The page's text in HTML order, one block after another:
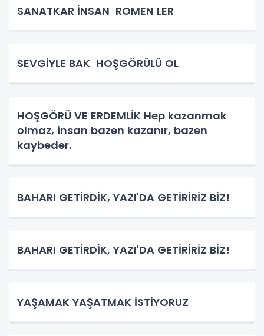
SANATKAR İNSAN ROMEN LER
SEVGİYLE BAK HOŞGÖRÜLÜ OL
HOŞGÖRÜ VE ERDEMLİK Hep kazanmak
olmaz, insan bazen kazanır, bazen
kaybeder.
BAHARI GETİRDİK, YAZI'DA GETİRİRİZ BİZ!
BAHARI GETİRDİK, YAZI'DA GETİRİRİZ BİZ!
YAŞAMAK YAŞATMAK İSTİYORUZ